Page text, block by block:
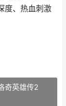
度、热血刺激
奇英雄传2